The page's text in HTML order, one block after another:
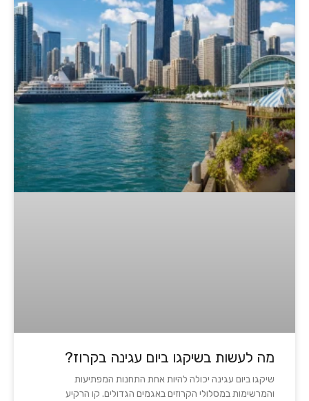
מה לעשות בשיקגו ביום עגינה בקרוז?
שיקגו ביום עגינה יכולה להיות אחת התחנות המפתיעות
והמרשימות במסלולי הקרוזים באגמים הגדולים. קו הרקיע